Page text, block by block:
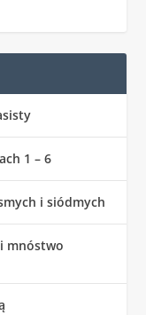
1 – 6
i siódmych
mnóstwo